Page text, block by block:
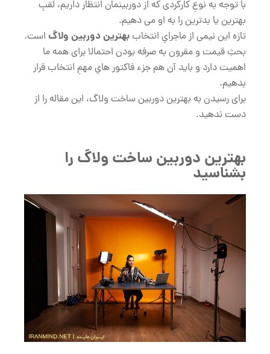
با توجه به نوعِ کارکردی که از دوربینمان انتظار داریم، لقبِ
بهترین یا بدترین را به او می دهیم.
تازه این نیمی از ماجرایِ انتخاببهترین دوربین ولاگاست.
بحثِ قیمت و مقرون به صرفه بودن احتمالا برای همه ما
اهمیت دارد و باید آن هم جزء فاکتور هایِ مهمِ انتخاب قرار
بدهیم.
برای رسیدن به بهترین دوربین ساخت ولاگ، این مقاله را از
دست ندهید.
بهترین دوربین ساخت ولاگ را
بشناسید